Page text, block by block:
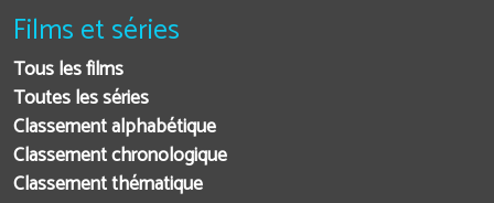
Films et séries
Tous les films
Toutes les séries
Classement alphabétique
Classement chronologique
Classement thématique